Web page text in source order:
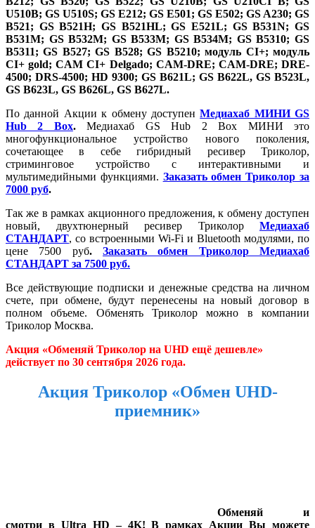
U510B; GS U510S; GS E212; GS E501; GS E502; GS A230; GS
B521; GS B521H; GS B521HL; GS E521L; GS B531N; GS
B531M; GS B532M; GS B533M; GS B534M; GS B5310; GS
B5311; GS B527; GS B528; GS B5210; модуль CI+; модуль
CI+ gold; CAM CI+ Delgado; CAM-DRE; CAM-DRE; DRE-
4500; DRS-4500; HD 9300; GS B621L; GS B622L, GS B523L,
GS B623L, GS B626L, GS B627L.
По данной Акции к обмену доступенМедиахаб МИНИ GS
Hub 2 Box.Медиахаб GS Hub 2 Box МИНИ это
многофункциональное устройство нового поколения,
сочетающее в себе гибридный ресивер Триколор,
стриминговое устройство с интерактивными и
мультимедийными функциями. Заказать обмен Триколор за
7000 руб.
Так же в рамках акционного предложения, к обмену доступен
новый, двухтюнерный ресивер Триколор Медиахаб
СТАНДАРТ, со встроенными Wi-Fi и Bluetooth модулями, по
цене 7500 руб.Заказать обмен Триколор Медиахаб
СТАНДАРТ за 7500 руб.
Все действующие подписки и денежные средства на личном
счете, при обмене, будут перенесены на новый договор в
полном объеме. Обменять Триколор можно в компании
Триколор Москва.
Акция «Обменяй Триколор на UHD ещё дешевле»
действует по 30 сентября 2026 года.
Акция Триколор «Обмен UHD-
приемник»
Обменяй и
смотри в Ultra HD – 4K! В рамках Акции Вы можете